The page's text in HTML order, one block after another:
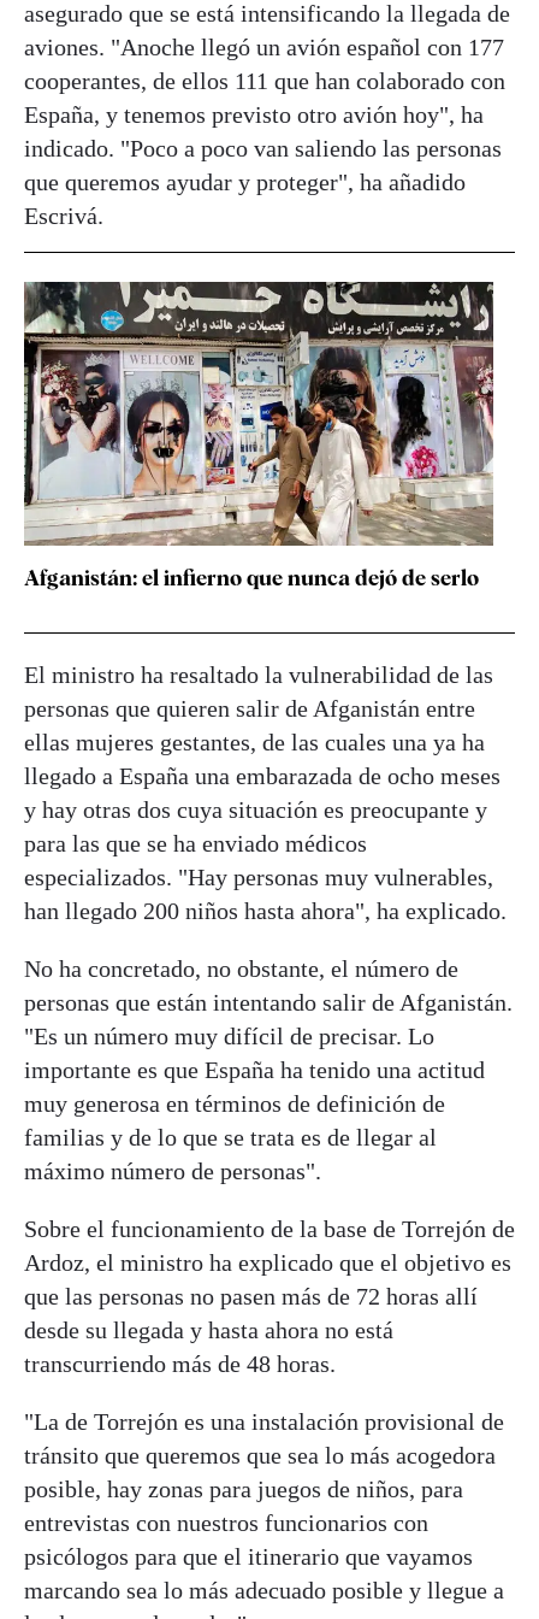
asegurado que se está intensificando la llegada de
aviones. "Anoche llegó un avión español con 177
cooperantes, de ellos 111 que han colaborado con
España, y tenemos previsto otro avión hoy", ha
indicado. "Poco a poco van saliendo las personas
que queremos ayudar y proteger", ha añadido
Escrivá.
Afganistán: el infierno que nunca dejó de serlo
El ministro ha resaltado la vulnerabilidad de las
personas que quieren salir de Afganistán entre
ellas mujeres gestantes, de las cuales una ya ha
llegado a España una embarazada de ocho meses
y hay otras dos cuya situación es preocupante y
para las que se ha enviado médicos
especializados. "Hay personas muy vulnerables,
han llegado 200 niños hasta ahora", ha explicado.
No ha concretado, no obstante, el número de
personas que están intentando salir de Afganistán.
"Es un número muy difícil de precisar. Lo
importante es que España ha tenido una actitud
muy generosa en términos de definición de
familias y de lo que se trata es de llegar al
máximo número de personas".
Sobre el funcionamiento de la base de Torrejón de
Ardoz, el ministro ha explicado que el objetivo es
que las personas no pasen más de 72 horas allí
desde su llegada y hasta ahora no está
transcurriendo más de 48 horas.
"La de Torrejón es una instalación provisional de
tránsito que queremos que sea lo más acogedora
posible, hay zonas para juegos de niños, para
entrevistas con nuestros funcionarios con
psicólogos para que el itinerario que vayamos
marcando sea lo más adecuado posible y llegue a